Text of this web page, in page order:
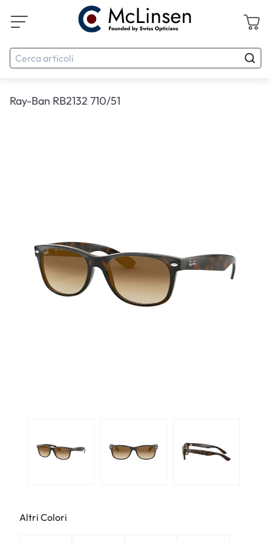
Ray-Ban RB2132 710/51
Altri Colori